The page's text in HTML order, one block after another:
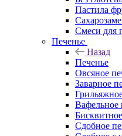
Пастила
Смеси для
Печенье
Назад
Печенье
Овсяное
Заварное
Вафельное
Сдобное